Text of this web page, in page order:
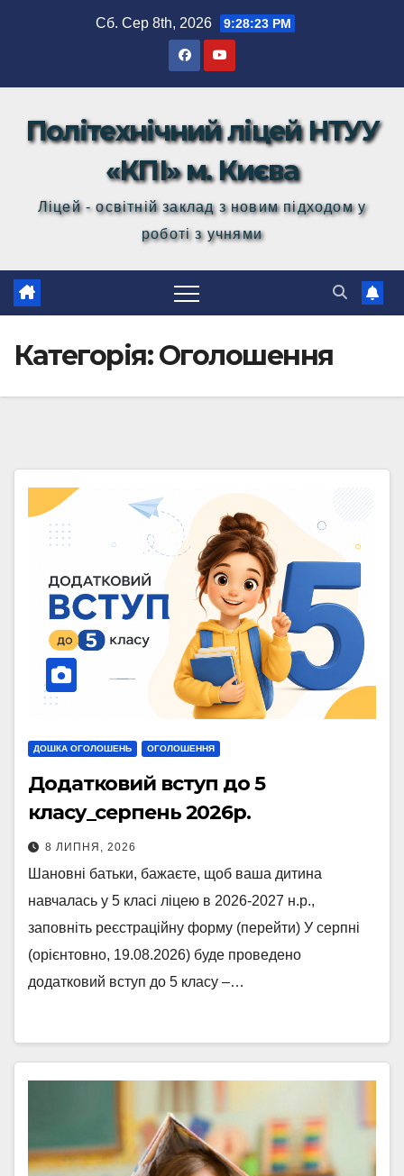
Сб. Сер 8th, 2026 9:28:24 PM
Політехнічний ліцей НТУУ
«КПІ» м. Києва
Ліцей - освітній заклад з новим підходом у
роботі з учнями
Категорія:Оголошення
ДОШКА ОГОЛОШЕНЬ ОГОЛОШЕННЯ
Додатковий вступ до 5
класу_серпень 2026р.
8 ЛИПНЯ, 2026
Шановні батьки, бажаєте, щоб ваша дитина
навчалась у 5 класі ліцею в 2026-2027 н.р.,
заповніть реєстраційну форму (перейти) У серпні
(орієнтовно, 19.08.2026) буде проведено
додатковий вступ до 5 класу –…